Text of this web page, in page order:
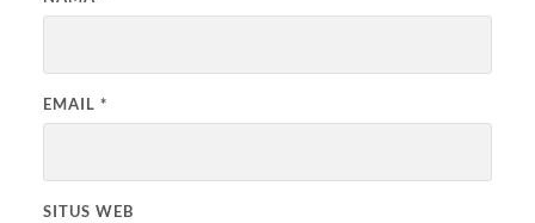
EMAIL *
SITUS WEB